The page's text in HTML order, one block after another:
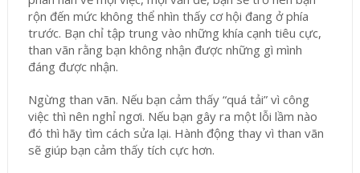
rộn đến mức không thể nhìn thấy cơ hội đang ở phía
trước. Bạn chỉ tập trung vào những khía cạnh tiêu cực,
than vãn rằng bạn không nhận được những gì mình
đáng được nhận.
Ngừng than vãn. Nếu bạn cảm thấy “quá tải” vì công
việc thì nên nghỉ ngơi. Nếu bạn gây ra một lỗi lầm nào
đó thì hãy tìm cách sửa lại. Hành động thay vì than vãn
sẽ giúp bạn cảm thấy tích cực hơn.